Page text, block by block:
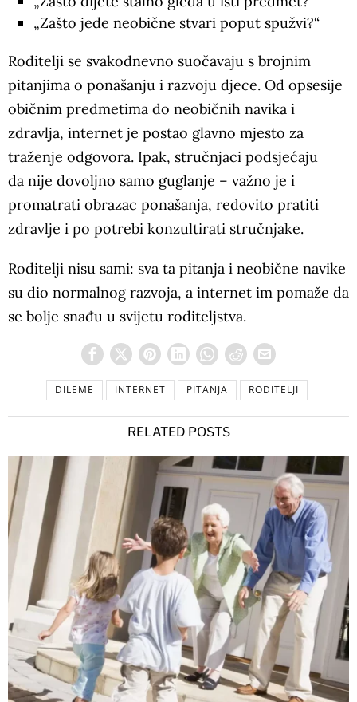
„Zašto jede neobične stvari poput spužvi?“
Roditelji se svakodnevno suočavaju s brojnim
pitanjima o ponašanju i razvoju djece. Od opsesije
običnim predmetima do neobičnih navika i
zdravlja, internet je postao glavno mjesto za
traženje odgovora. Ipak, stručnjaci podsjećaju
da nije dovoljno samo guglanje – važno je i
promatrati obrazac ponašanja, redovito pratiti
zdravlje i po potrebi konzultirati stručnjake.
Roditelji nisu sami: sva ta pitanja i neobične navike
su dio normalnog razvoja, a internet im pomaže da
se bolje snađu u svijetu roditeljstva.
DILEME INTERNET PITANJA RODITELJI
RELATED POSTS